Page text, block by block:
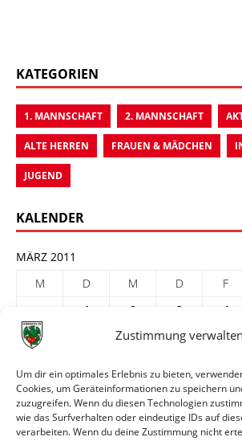
Zustimmung verwalten
Um dir ein optimales Erlebnis zu bieten,
Cookies, um Geräteinformationen zu speichern
zuzugreifen. Wenn du diesen Technologien
wie das Surfverhalten oder eindeutige IDs auf
verarbeiten. Wenn du deine Zustimmung nicht
KATEGORIEN
1. MANNSCHAFT 2. MANNSCHAFT
ALTE HERREN FRAUEN & MÄDCHEN
JUGEND
KALENDER
MÄRZ 2011
M
D M D F
1
2 3 4
7
9 10 11
21
22 23 24 25
28
29 30
31